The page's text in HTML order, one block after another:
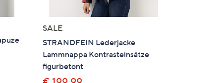
SALE
STRANDFEIN Lederjacke
Lammnappa Kontrasteinsätze
figurbetont